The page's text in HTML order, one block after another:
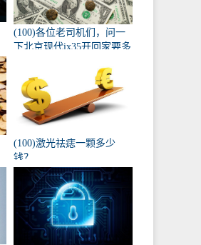
(100)各位老司机们，问一
下北京现代ix35开回家要多
(100)激光祛痣一颗多少
钱？